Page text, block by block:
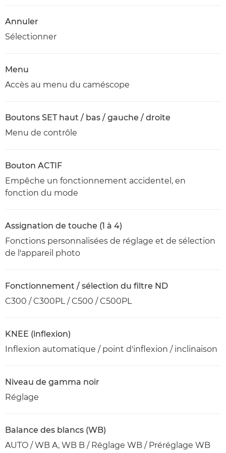
Annuler
Sélectionner
Menu
Accès au menu du caméscope
Boutons SET haut / bas / gauche / droite
Menu de contrôle
Bouton ACTIF
Empêche un fonctionnement accidentel, en
fonction du mode
Assignation de touche (1 à 4)
Fonctions personnalisées de réglage et de sélection
de l'appareil photo
Fonctionnement / sélection du filtre ND
C300 / C300PL / C500 / C500PL
KNEE (inflexion)
Inflexion automatique / point d'inflexion / inclinaison
Niveau de gamma noir
Réglage
Balance des blancs (WB)
AUTO / WB A, WB B / Réglage WB / Préréglage WB